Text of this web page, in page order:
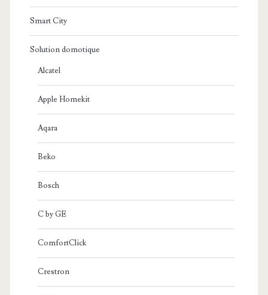
Smart City
Solution domotique
Alcatel
Apple Homekit
Aqara
Beko
Bosch
C by GE
ComfortClick
Crestron